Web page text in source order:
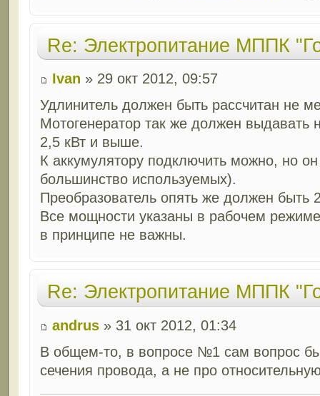
Re: Электропитание МППК
Ivan » 29 окт 2012, 09:57
Удлинитель должен быть рассчитан не
Мотогенератор так же должен выдавать
2,5 кВт и выше.
К аккумулятору подключить можно, но
большинство используемых).
Преобразователь опять же должен быть
Все мощности указаны в рабочем
в принципе не важны.
Re: Электропитание МППК
andrus» 31 окт 2012, 01:34
В общем-то, в вопросе №1 сам вопрос
сечения провода, а не про